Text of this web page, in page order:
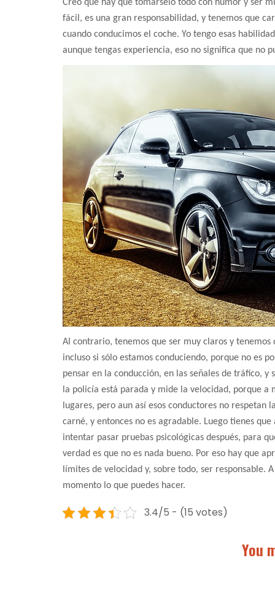
Creo que hay que tomárselo todo con humor y ser
fácil, es una gran responsabilidad, y tenemos que
cuando conducimos el coche. Yo tengo esas
aunque tengas experiencia, eso no significa que no
Al contrario, tenemos que ser muy claros y
incluso si sólo estamos conduciendo, porque no es
pensar en la conducción, en las señales de tráfico,
la policía está parada y mide la velocidad, porque
lugares, pero aun así esos conductores no respetan
carné, y entonces no es agradable. Luego tienes
intentar pasar pruebas psicológicas después, para
verdad es que no es nada bueno. Por eso hay que
límites de velocidad y, sobre todo, ser responsable.
momento lo que puedes hacer.
3.4/5 - (15 votes)
You